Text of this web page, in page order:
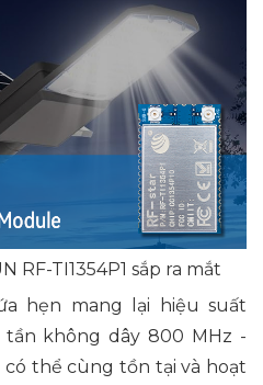
RF-TI1354P1 sắp ra mắt
hẹn mang lại hiệu suất
tần không dây 800 MHz -
có thể cùng tồn tại và hoạt